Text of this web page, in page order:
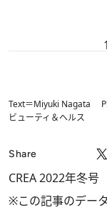
1
Text＝Miyuki Nagata
ビューティ＆ヘルス
Share
CREA 2022年冬号
※この記事のデー